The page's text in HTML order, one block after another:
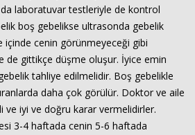
laboratuvar testleriyle de kontrol
boş gebelikse ultrasonda gebelik
içinde cenin görünmeyeceği gibi
de gittikçe düşme oluşur. İyice emin
tahliye edilmelidir. Boş gebelikle
daha çok görülür. Doktor ve aile
ve iyi ve doğru karar vermelidirler.
3-4 haftada cenin 5-6 haftada
Haberin Doğru Adresi.